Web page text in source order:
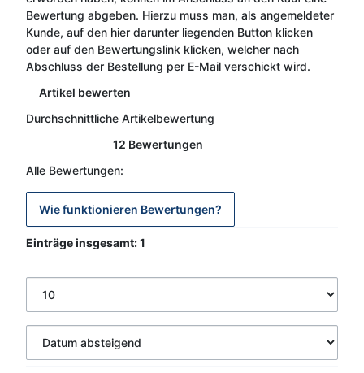
Durchschnittliche Artikelbewertung
12 Bewertungen
Bewertung abgeben. Hierzu muss man, als angemeldeter
Kunde, auf den hier darunter liegenden Button klicken
oder auf den Bewertungslink klicken, welcher nach
Abschluss der Bestellung per E-Mail verschickt wird.
Artikel bewerten
Alle Bewertungen:
Wie funktionieren Bewertungen?
Einträge insgesamt: 1